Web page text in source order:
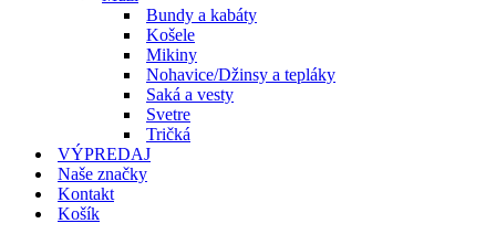
Bundy a kabáty
Košele
Mikiny
Nohavice/Džinsy a tepláky
Saká a vesty
Svetre
Tričká
VÝPREDAJ
Naše značky
Kontakt
Košík